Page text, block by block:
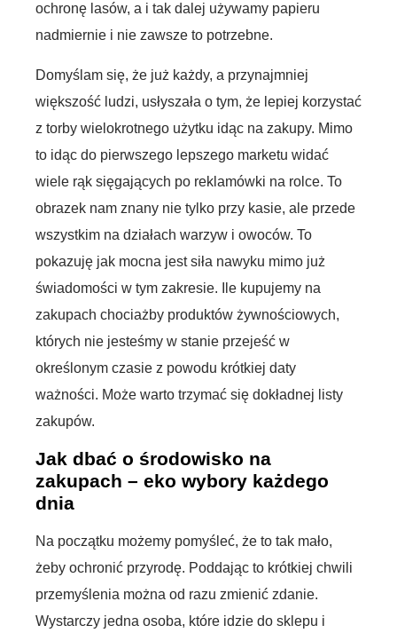
ochronę lasów, a i tak dalej używamy papieru
nadmiernie i nie zawsze to potrzebne.
Domyślam się, że już każdy, a przynajmniej
większość ludzi, usłyszała o tym, że lepiej korzystać
z torby wielokrotnego użytku idąc na zakupy. Mimo
to idąc do pierwszego lepszego marketu widać
wiele rąk sięgających po reklamówki na rolce. To
obrazek nam znany nie tylko przy kasie, ale przede
wszystkim na działach warzyw i owoców. To
pokazuję jak mocna jest siła nawyku mimo już
świadomości w tym zakresie. Ile kupujemy na
zakupach chociażby produktów żywnościowych,
których nie jesteśmy w stanie przejeść w
określonym czasie z powodu krótkiej daty
ważności. Może warto trzymać się dokładnej listy
zakupów.
Jak dbać o środowisko na
zakupach – eko wybory każdego
dnia
Na początku możemy pomyśleć, że to tak mało,
żeby ochronić przyrodę. Poddając to krótkiej chwili
przemyślenia można od razu zmienić zdanie.
Wystarczy jedna osoba, które idzie do sklepu i